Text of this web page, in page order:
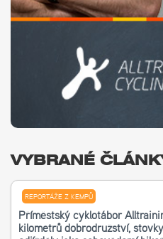
VYBRANÉ
REPORTÁŽE Z KEMPŮ
Příměstský cyklotábor
kilometrů dobrodružství,